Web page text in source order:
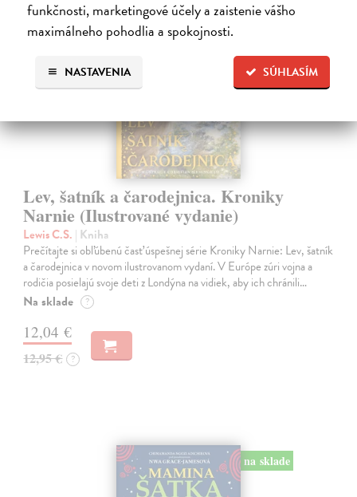
funkčnosti, marketingové účely a zaistenie vášho
maximálneho pohodlia a spokojnosti.
SÚHLASÍM
NASTAVENIA
Lev, šatník a čarodejnica. Kroniky
Narnie (Ilustrované vydanie)
Lewis C.S. | Kniha
Prečítajte si obľúbenú časť úspešnej série Kroniky Narnie: Lev, šatník
a čarodejnica v novom ilustrovanom vydaní. V Európe zúri vojna a
rodičia posielajú svoje deti z Londýna na vidiek, aby ich chránili…
Na sklade ?
12,04 €
12,95 € ?
na sklade